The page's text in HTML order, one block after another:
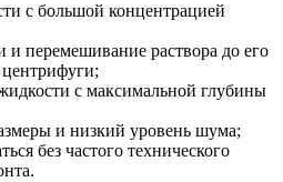
с большой концентрацией
и перемешивание раствора до его
с максимальной глубины
и низкий уровень шума;
без частого технического